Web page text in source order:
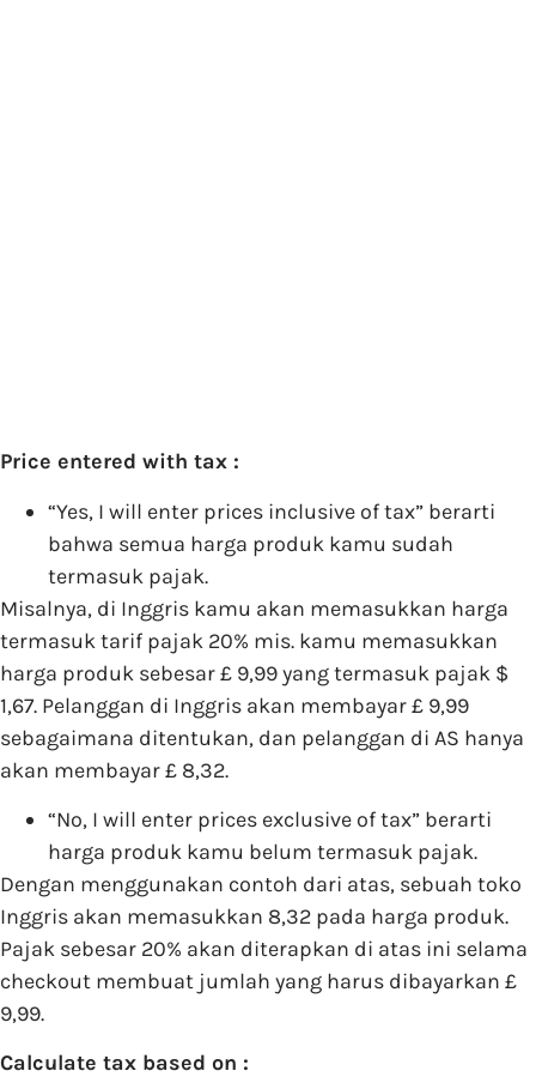
Price entered with tax :
“Yes, I will enter prices inclusive of tax” berarti
bahwa semua harga produk kamu sudah
termasuk pajak.
Misalnya, di Inggris kamu akan memasukkan harga
termasuk tarif pajak 20% mis. kamu memasukkan
harga produk sebesar £ 9,99 yang termasuk pajak $
1,67. Pelanggan di Inggris akan membayar £ 9,99
sebagaimana ditentukan, dan pelanggan di AS hanya
akan membayar £ 8,32.
“No, I will enter prices exclusive of tax” berarti
harga produk kamu belum termasuk pajak.
Dengan menggunakan contoh dari atas, sebuah toko
Inggris akan memasukkan 8,32 pada harga produk.
Pajak sebesar 20% akan diterapkan di atas ini selama
checkout membuat jumlah yang harus dibayarkan £
9,99.
Calculate tax based on :